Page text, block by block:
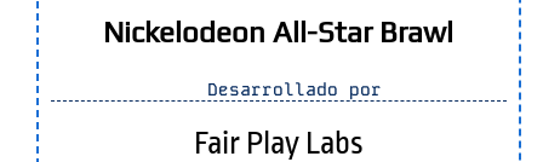
Nickelodeon All-Star Brawl
Desarrollado por
Fair Play Labs